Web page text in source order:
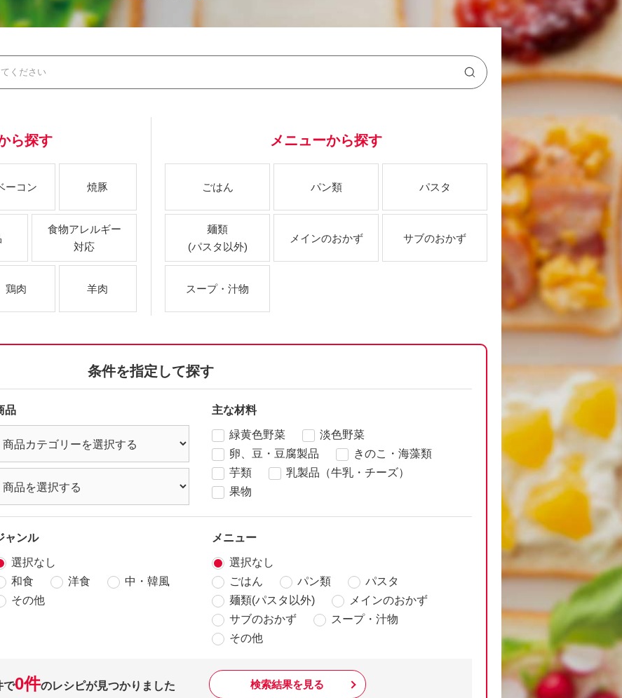
ら探す
ーコン 焼豚
食物アレルギー
対応
鶏肉 羊肉
メニューから探す
ごはん パン類 パスタ
麺類
(パスタ以外)
メインのおかず サブのおかず
スープ・汁物
条件を指定して探す
品 主な材料
緑黄色野菜
淡色野菜
卵、豆・豆腐製品
きのこ・海藻類
芋類
乳製品（牛乳・チーズ）
果物
ャンル
選択なし
和食
洋食
中・韓風
その他
メニュー
選択なし
ごはん
パン類
パスタ
麺類(パスタ以外)
メインのおかず
サブのおかず
スープ・汁物
その他
で0件のレシピが見つかりました 検索結果を見る